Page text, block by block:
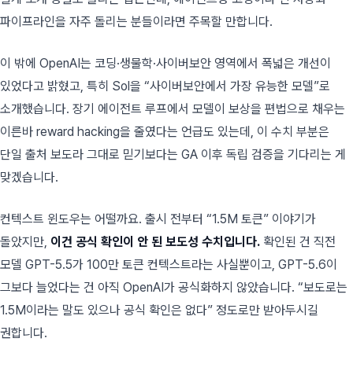
파이프라인을 자주 돌리는 분들이라면 주목할 만합니다.
이 밖에 OpenAI는 코딩·생물학·사이버보안 영역에서 폭넓은 개선이
있었다고 밝혔고, 특히 Sol을 “사이버보안에서 가장 유능한 모델”로
소개했습니다. 장기 에이전트 루프에서 모델이 보상을 편법으로 채우는
이른바 reward hacking을 줄였다는 언급도 있는데, 이 수치 부분은
단일 출처 보도라 그대로 믿기보다는 GA 이후 독립 검증을 기다리는 게
맞겠습니다.
컨텍스트 윈도우는 어떨까요. 출시 전부터 “1.5M 토큰” 이야기가
돌았지만, 이건 공식 확인이 안 된 보도성 수치입니다. 확인된 건 직전
모델 GPT-5.5가 100만 토큰 컨텍스트라는 사실뿐이고, GPT-5.6이
그보다 늘었다는 건 아직 OpenAI가 공식화하지 않았습니다. “보도로는
1.5M이라는 말도 있으나 공식 확인은 없다” 정도로만 받아두시길
권합니다.